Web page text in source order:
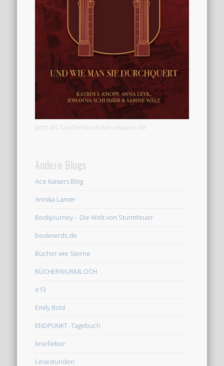
Jetzt als Taschenbuch bei amazon.de
Andere Blogs
Ace Kaisers Blog
Annika Lamer
Bookjourney – Die Welt von Sturmfeuer
booknerds.de
Bücher wie Sterne
BÜCHERWURMLOCH
e13
Emily Bold
ENDPUNKT -Tagebuch
lesefieber
Lesestunden